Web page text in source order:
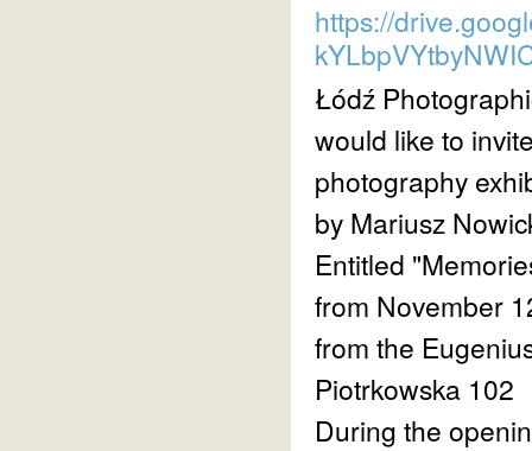
https://
Łódź
would like to
photography
by Mariusz
Entitled
from November
from the
Piotrkowska 102
During the